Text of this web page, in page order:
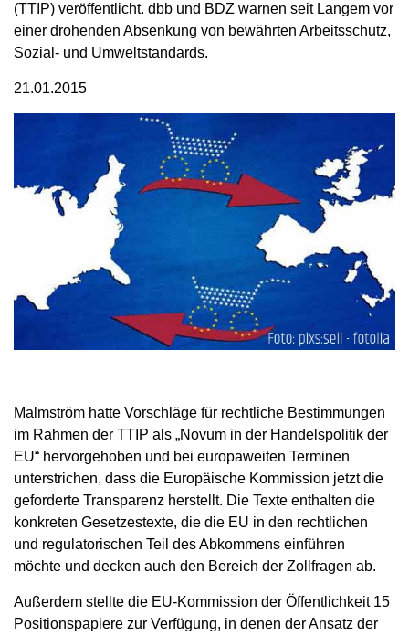
(TTIP) veröffentlicht. dbb und BDZ warnen seit Langem vor
einer drohenden Absenkung von bewährten Arbeitsschutz,
Sozial- und Umweltstandards.
21.01.2015
Malmström hatte Vorschläge für rechtliche Bestimmungen
im Rahmen der TTIP als „Novum in der Handelspolitik der
EU“ hervorgehoben und bei europaweiten Terminen
unterstrichen, dass die Europäische Kommission jetzt die
geforderte Transparenz herstellt. Die Texte enthalten die
konkreten Gesetzestexte, die die EU in den rechtlichen
und regulatorischen Teil des Abkommens einführen
möchte und decken auch den Bereich der Zollfragen ab.
Außerdem stellte die EU-Kommission der Öffentlichkeit 15
Positionspapiere zur Verfügung, in denen der Ansatz der